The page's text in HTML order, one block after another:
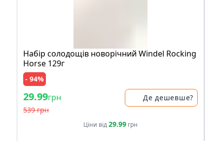
Набір солодощів новорічний Windel Rocking
Horse 129г
- 94%
29.99грн
539 грн
Де дешевше?
Ціни від29.99 грн